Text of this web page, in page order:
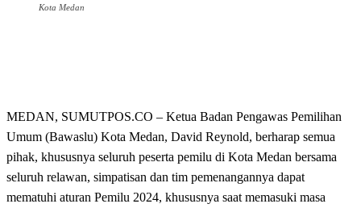
Kota Medan
MEDAN, SUMUTPOS.CO – Ketua Badan Pengawas Pemilihan
Umum (Bawaslu) Kota Medan, David Reynold, berharap semua
pihak, khususnya seluruh peserta pemilu di Kota Medan bersama
seluruh relawan, simpatisan dan tim pemenangannya dapat
mematuhi aturan Pemilu 2024, khususnya saat memasuki masa